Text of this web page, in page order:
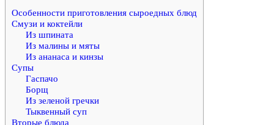
Особенности приготовления сыроедных блюд
Смузи и коктейли
Из шпината
Из малины и мяты
Из ананаса и кинзы
Супы
Гаспачо
Борщ
Из зеленой гречки
Тыквенный суп
Вторые блюда